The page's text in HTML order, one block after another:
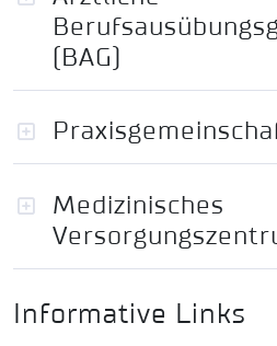
(BAG)
Medizinisches
Informative Links